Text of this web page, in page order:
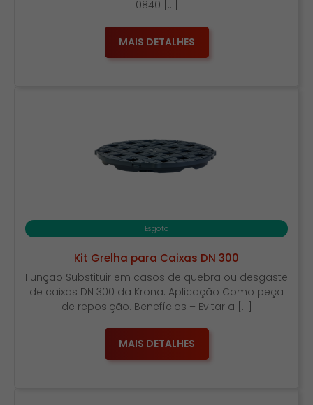
0840 […]
MAIS DETALHES
Esgoto
Kit Grelha para Caixas DN 300
Função Substituir em casos de quebra ou desgaste
de caixas DN 300 da Krona. Aplicação Como peça
de reposição. Benefícios – Evitar a […]
MAIS DETALHES